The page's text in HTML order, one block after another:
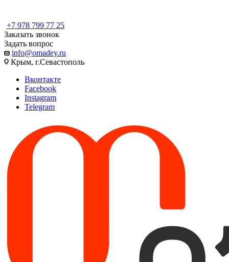
+7 978 799 77 25
Заказать звонок
Задать вопрос
info@omadey.ru
Крым, г.Севастополь
Вконтакте
Facebook
Instagram
Telegram